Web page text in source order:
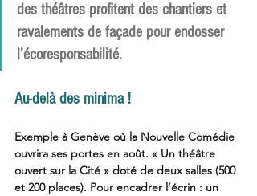
des théâtres profitent des chantiers et
ravalements de façade pour endosser
l’écoresponsabilité.
Au-delà des minima !
Exemple à Genève où la Nouvelle Comédie
ouvrira ses portes en août. « Un théâtre
ouvert sur la Cité » doté de deux salles (500
et 200 places). Pour encadrer l’écrin : un